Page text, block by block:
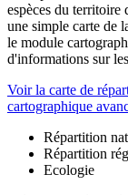
espèces du territoire
une simple carte de
le module
d'informations sur
Voir la carte de
cartographique
Répartition
Répartition
Ecologie